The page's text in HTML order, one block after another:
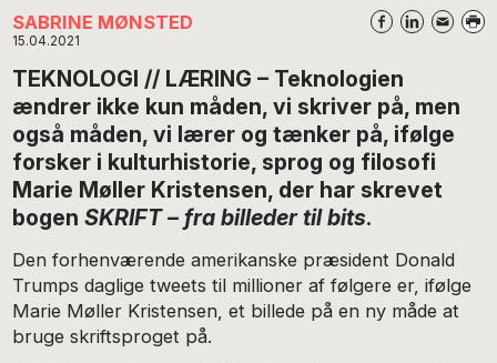
SABRINE MØNSTED
15.04.2021
TEKNOLOGI // LÆRING – Teknologien
ændrer ikke kun måden, vi skriver på, men
også måden, vi lærer og tænker på, ifølge
forsker i kulturhistorie, sprog og filosofi
Marie Møller Kristensen, der har skrevet
bogenSKRIFT – fra billeder til bits.
Den forhenværende amerikanske præsident Donald
Trumps daglige tweets til millioner af følgere er, ifølge
Marie Møller Kristensen, et billede på en ny måde at
bruge skriftsproget på.